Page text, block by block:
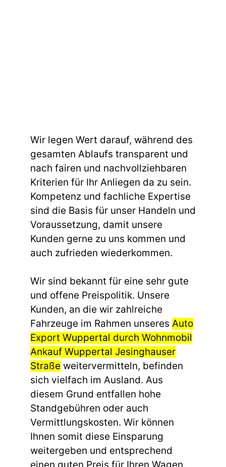
Wir legen Wert darauf, während des
gesamten Ablaufs transparent und
nach fairen und nachvollziehbaren
Kriterien für Ihr Anliegen da zu sein.
Kompetenz und fachliche Expertise
sind die Basis für unser Handeln und
Voraussetzung, damit unsere
Kunden gerne zu uns kommen und
auch zufrieden wiederkommen.
Wir sind bekannt für eine sehr gute
und offene Preispolitik. Unsere
Kunden, an die wir zahlreiche
Fahrzeuge im Rahmen unseres Auto
Export Wuppertal durch Wohnmobil
Ankauf Wuppertal Jesinghauser
Straße weitervermitteln, befinden
sich vielfach im Ausland. Aus
diesem Grund entfallen hohe
Standgebühren oder auch
Vermittlungskosten. Wir können
Ihnen somit diese Einsparung
weitergeben und entsprechend